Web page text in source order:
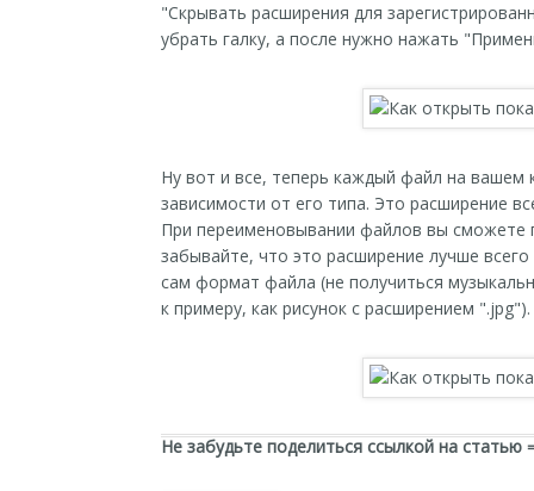
"Скрывать расширения для
убрать галку, а после нужно нажать
Ну вот и все, теперь каждый файл на
зависимости от его типа. Это расширение
При переименовывании файлов вы
забывайте, что это расширение лучше
сам формат файла (не получиться
к примеру, как рисунок с расширением ".jpg").
Не забудьте поделиться ссылкой на статью